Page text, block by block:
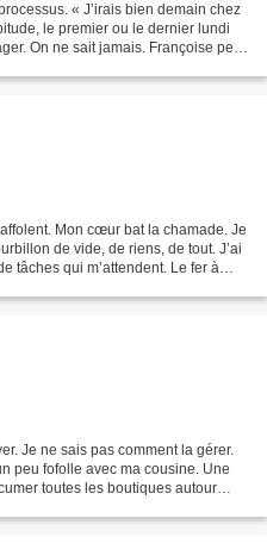
« J’irais bien demain chez
le premier ou le dernier lundi
On ne sait jamais. Françoise peut
Mon cœur bat la chamade. Je
de vide, de riens, de tout. J’ai
tâches qui m’attendent. Le fer à
Je ne sais pas comment la gérer.
peu fofolle avec ma cousine. Une
toutes les boutiques autour